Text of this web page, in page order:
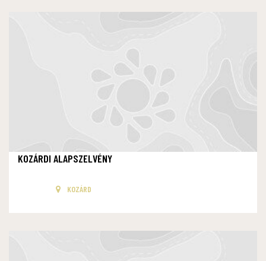
KOZÁRDI ALAPSZELVÉNY
KOZÁRD